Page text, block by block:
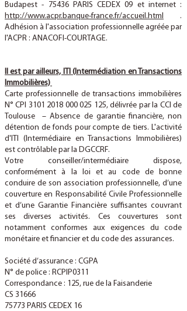
Budapest - 75436 PARIS CEDEX 09 et internet :
http://www.acpr.banque-france.fr/accueil.html .
Adhésion à l'association professionnelle agréée par
l'ACPR : ANACOFI-COURTAGE.
Il est par ailleurs, ITI (Intermédiation en Transactions
Immobilières)
Carte professionnelle de transactions immobilières
N° CPI 3101 2018 000 025 125, délivrée par la CCI de
Toulouse – Absence de garantie financière, non
détention de fonds pour compte de tiers. L'activité
d'ITI (Intermédiaire en Transactions Immobilières)
est contrôlable par la DGCCRF.
Votre conseiller/intermédiaire dispose,
conformément à la loi et au code de bonne
conduire de son association professionnelle, d’une
couverture en Responsabilité Civile Professionnelle
et d’une Garantie Financière suffisantes couvrant
ses diverses activités. Ces couvertures sont
notamment conformes aux exigences du code
monétaire et financier et du code des assurances.
Société d’assurance : CGPA
N° de police : RCPIP0311
Correspondance : 125, rue de la Faisanderie
CS 31666
75773 PARIS CEDEX 16